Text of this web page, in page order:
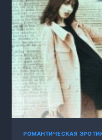
РОМАНТИЧЕСКАЯ